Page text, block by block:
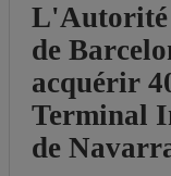
de
acquérir
Terminal
de